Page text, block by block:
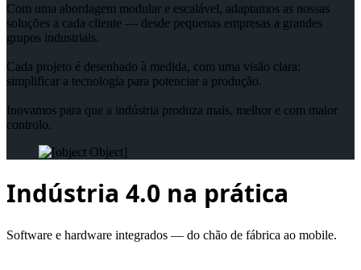
Com uma abordagem modular e escalável, adaptamos as nossas
soluções a cada cliente — desde pequenas empresas a grandes
grupos industriais.
Cada projeto é desenhado à medida, com uma visão clara:
simplificar a tecnologia para potenciar a produção.
Inovamos para que a indústria produza mais, melhor e com maior
controlo.
Indústria 4.0 na prática
Software e hardware integrados — do chão de fábrica ao mobile.